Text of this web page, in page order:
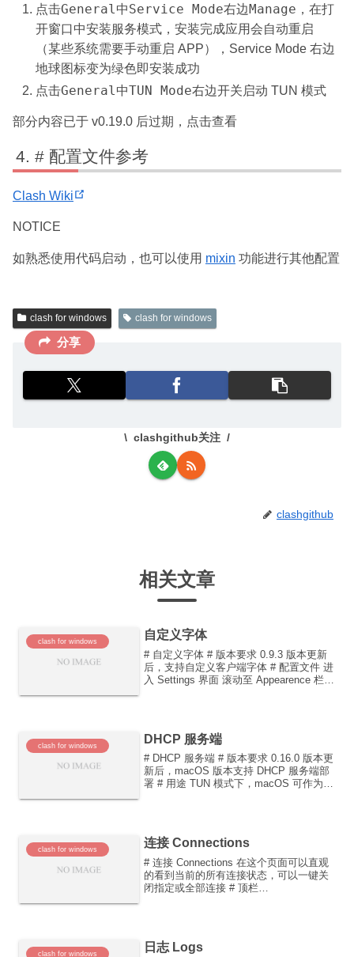
点击General 中Service Mode右边Manage ，在打
开窗口中安装服务模式，安装完成应用会自动重启
（某些系统需要手动重启 APP），Service Mode 右边
地球图标变为绿色即安装成功
点击General中TUN Mode右边开关启动 TUN 模式
部分内容已于 v0.19.0 后过期，点击查看
# 配置文件参考
Clash Wiki
e
n
e
w
w
NOTICE
如熟悉使用代码启动，也可以使用 mixin 功能进行其他配置
clash for windows clash for windows
分享
clashgithub关注
clashgithub
相关文章
clash for windows 自定义字体
# 自定义字体 # 版本要求 0.9.3 版本更新
后，支持自定义客户端字体 # 配置文件 进
入 Settings 界面 滚动至 Appearence 栏
clash for windows DHCP 服务端
# DHCP 服务端 # 版本要求 0.16.0 版本更
新后，macOS 版本支持 DHCP 服务端部
署 # 用途 TUN 模式下，macOS 可作为局
clash for windows 连接 Connections
# 连接 Connections 在这个页面可以直观
的看到当前的所有连接状态，可以一键关
闭指定或全部连接 # 顶栏
clash for windows 日志 Logs